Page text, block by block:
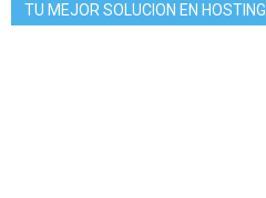
TU MEJOR SOLUCION EN HOSTING